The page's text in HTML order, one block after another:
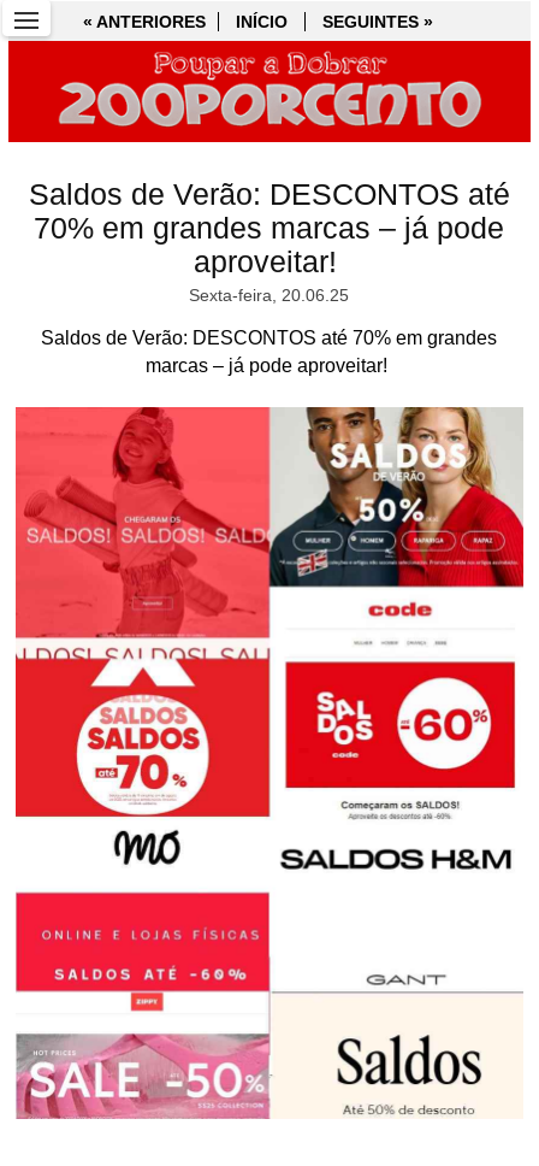
« ANTERIORES INÍCIO SEGUINTES »
Saldos de Verão: DESCONTOS até
70% em grandes marcas – já pode
aproveitar!
Sexta-feira, 20.06.25
Saldos de Verão: DESCONTOS até 70% em grandes
marcas – já pode aproveitar!
« ANTERIORES INÍCIO SEGUINTES »